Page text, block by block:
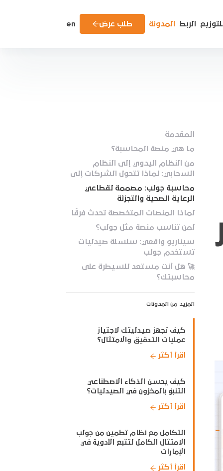
الربط المدونة طلب عرض en
المقدمة
ما هي منصة المحاسبة؟
من النظام اليدوي إلى النظام
السحابي: لماذا تتحول الشركات إلى
المنصات المحاسبية السحابية؟
محاسبة جولب: مصممة لقطاعي
الرعاية الصحية والتجزئة
لماذا المنصات المتخصصة تحدث فرقًا
لمن تناسب منصة مثل جولب؟
سيناريو واقعي: سلسلة صيدليات
تستخدم جولب
🚀 هل أنت مستعد للسيطرة على
محاسبتك؟
المزيد من المدونات
كيف تجهز صيدليتك لاجتياز
عمليات التدقيق والامتثال؟
اقرأ أكثر
كيف يحسن الذكاء الاصطناعي
التنبؤ بالمخزون في الصيدليات؟
اقرأ أكثر
التكامل مع نظام تطمين من جولب
الامتثال الكامل لتتبع الأدوية في
الإمارات
اقرأ أكثر